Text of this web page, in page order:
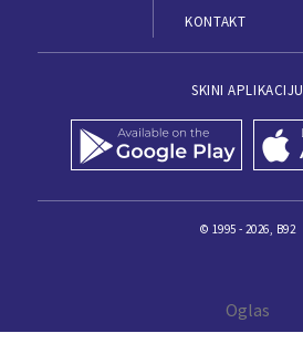
KONTAKT
SKINI APLIKACIJU
© 1995 - 2026, B92